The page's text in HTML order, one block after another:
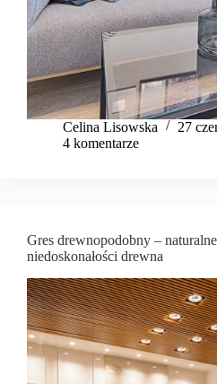
Celina Lisowska
27
4 komentarze
Gres drewnopodobny –
niedoskonałości drewna